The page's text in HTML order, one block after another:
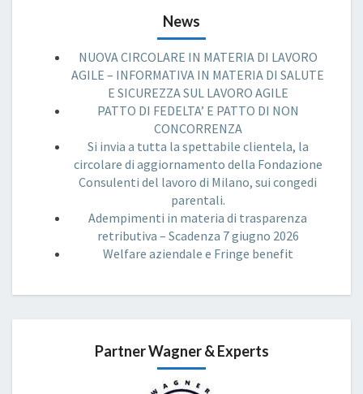
News
NUOVA CIRCOLARE IN MATERIA DI LAVORO
AGILE – INFORMATIVA IN MATERIA DI SALUTE
E SICUREZZA SUL LAVORO AGILE
PATTO DI FEDELTA’ E PATTO DI NON
CONCORRENZA
Si invia a tutta la spettabile clientela, la
circolare di aggiornamento della Fondazione
Consulenti del lavoro di Milano, sui congedi
parentali.
Adempimenti in materia di trasparenza
retributiva – Scadenza 7 giugno 2026
Welfare aziendale e Fringe benefit
Partner Wagner & Experts